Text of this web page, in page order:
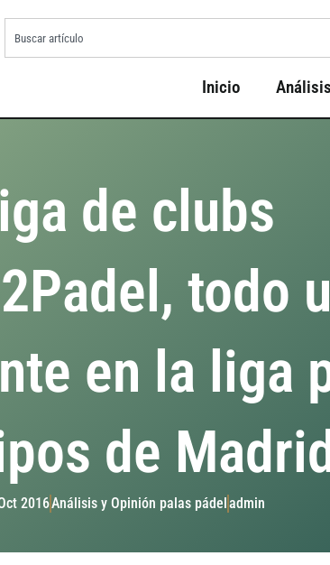
Inicio
de clubs
todo
en la liga
de
2016Análisis y Opinión palas pádeladmin